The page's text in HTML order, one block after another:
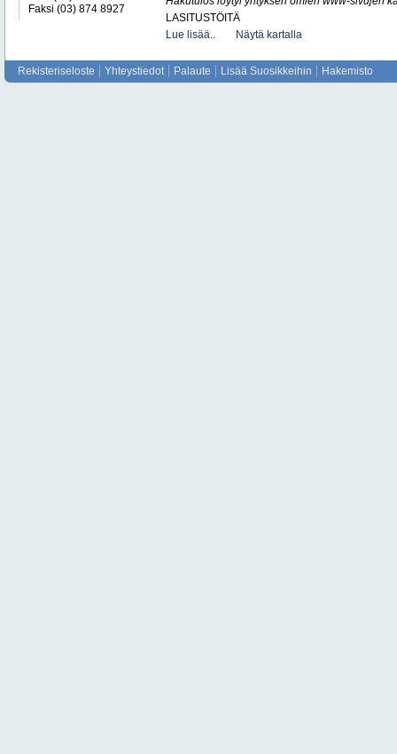
Faksi (03) 874 8927
LASITUSTÖITÄ
Lue lisää..
Näytä kartalla
Rekisteriseloste Yhteystiedot Palaute Lisää Suosikkeihin Hakemisto